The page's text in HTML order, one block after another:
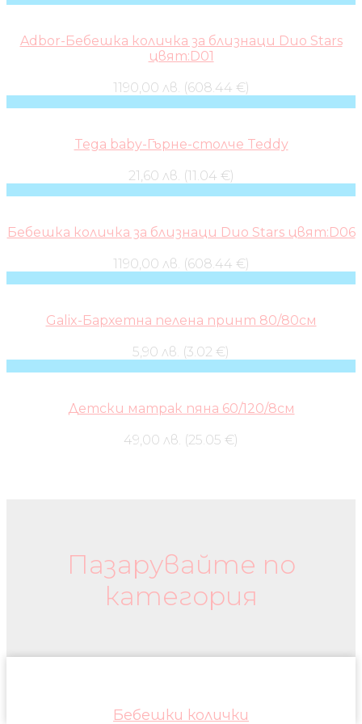
Adbor-Бебешка количка за близнаци Duo Stars
цвят:D01
1190,00 лв. (608.44 €)
Tega baby-Гърне-столче Teddy
21,60 лв. (11.04 €)
Бебешка количка за близнаци Duo Stars цвят:D06
1190,00 лв. (608.44 €)
Galix-Бархетна пелена принт 80/80см
5,90 лв. (3.02 €)
Детски матрак пяна 60/120/8см
49,00 лв. (25.05 €)
Пазарувайте по
категория
Бебешки колички